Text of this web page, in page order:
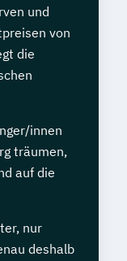
und
von
die
innen
träumen,
auf die
nur
deshalb